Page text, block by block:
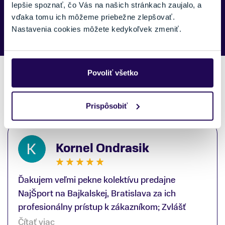
lepšie spoznať, čo Vás na našich stránkach zaujalo, a
vďaka tomu ich môžeme priebežne zlepšovať.
Nastavenia cookies môžete kedykoľvek zmeniť.
Povoliť všetko
Prispôsobiť
Náš špecialista vám, čo najskôr zavolá ohľadom tohto
produktu.
Recenzie zákazníkov
Kornel Ondrasik
Ďakujem veľmi pekne kolektívu predajne
NajŠport na Bajkalskej, Bratislava za ich
profesionálny prístup k zákazníkom; Zvlášť
ďakujem špecialistovi Martinovi Gunišovi za
Čítať viac